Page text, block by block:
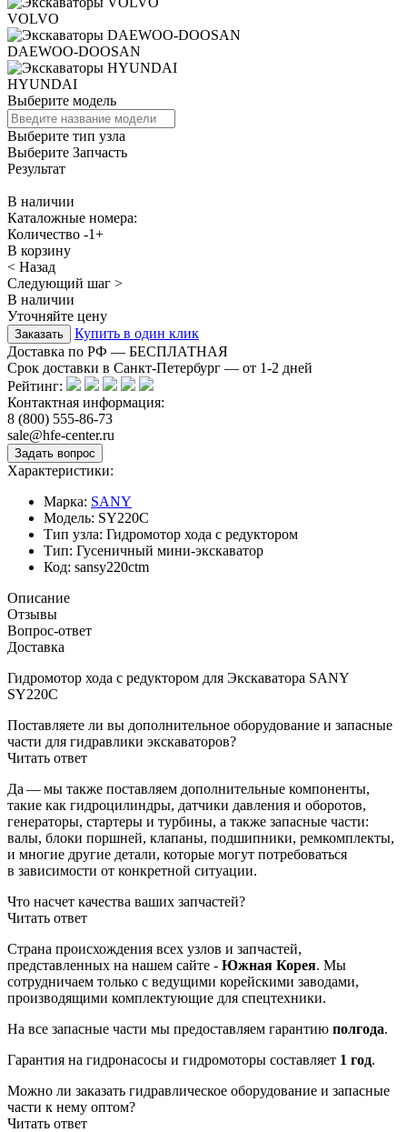
VOLVO
DAEWOO-DOOSAN
HYUNDAI
Выберите модель
Выберите тип узла
Выберите Запчасть
Результат
В наличии
Каталожные номера:
Количество -1+
В корзину
< Назад
Следующий шаг >
В наличии
Уточняйте цену
Купить в один клик
Доставка по РФ — БЕСПЛАТНАЯ
Срок доставки в Санкт-Петербург — от 1-2 дней
Рейтинг:
Контактная информация:
8 (800) 555-86-73
sale@hfe-center.ru
Характеристики:
Марка: SANY
Модель: SY220C
Тип узла: Гидромотор хода с редуктором
Тип: Гусеничный мини-экскаватор
Код: sansy220ctm
Описание
Отзывы
Вопрос-ответ
Доставка
Гидромотор хода с редуктором для Экскаватора SANY
SY220C
Поставляете ли вы дополнительное оборудование и запасные
части для гидравлики экскаваторов?
Читать ответ
Да — мы также поставляем дополнительные компоненты,
такие как гидроцилиндры, датчики давления и оборотов,
генераторы, стартеры и турбины, а также запасные части:
валы, блоки поршней, клапаны, подшипники, ремкомплекты,
и многие другие детали, которые могут потребоваться
в зависимости от конкретной ситуации.
Что насчет качества ваших запчастей?
Читать ответ
Страна происхождения всех узлов и запчастей,
представленных на нашем сайте - Южная Корея. Мы
сотрудничаем только с ведущими корейскими заводами,
производящими комплектующие для спецтехники.
На все запасные части мы предоставляем гарантию полгода.
Гарантия на гидронасосы и гидромоторы составляет 1 год.
Можно ли заказать гидравлическое оборудование и запасные
части к нему оптом?
Читать ответ